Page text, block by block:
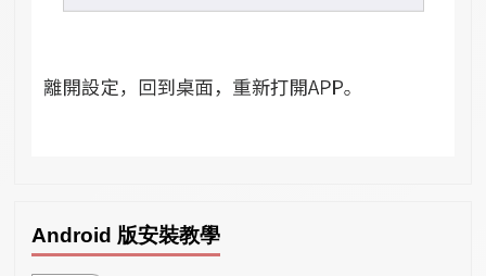
Android 版安裝教學